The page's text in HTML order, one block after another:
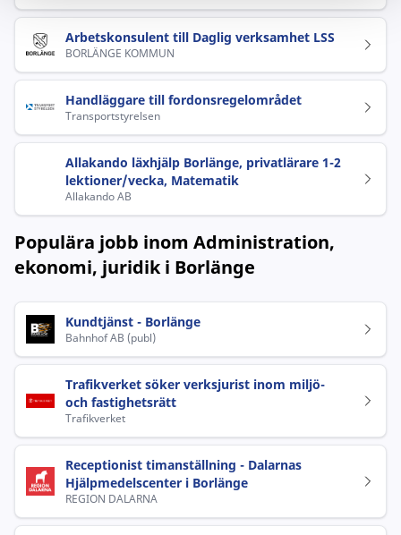
Arbetskonsulent till Daglig verksamhet LSS
BORLÄNGE KOMMUN
Handläggare till fordonsregelområdet
Transportstyrelsen
Allakando läxhjälp Borlänge, privatlärare 1-2
lektioner/vecka, Matematik
Allakando AB
Populära jobb inom Administration,
ekonomi, juridik i Borlänge
Kundtjänst - Borlänge
Bahnhof AB (publ)
Trafikverket söker verksjurist inom miljö-
och fastighetsrätt
Trafikverket
Receptionist timanställning - Dalarnas
Hjälpmedelscenter i Borlänge
REGION DALARNA